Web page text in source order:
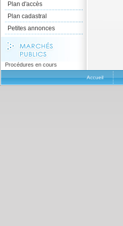
Plan d'accès
Plan cadastral
Petites annonces
Procédures en cours
Accueil